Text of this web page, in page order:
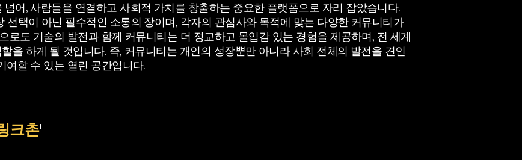
어, 사람들을 연결하고 사회적 가치를 창출하는 중요한 플랫폼으로 자리 잡았습니다.
선택이 아닌 필수적인 소통의 장이며, 각자의 관심사와 목적에 맞는 다양한 커뮤니티가
로도 기술의 발전과 함께 커뮤니티는 더 정교하고 몰입감 있는 경험을 제공하며, 전 세계
을 하게 될 것입니다. 즉, 커뮤니티는 개인의 성장뿐만 아니라 사회 전체의 발전을 견인
여할 수 있는 열린 공간입니다.
크촌'